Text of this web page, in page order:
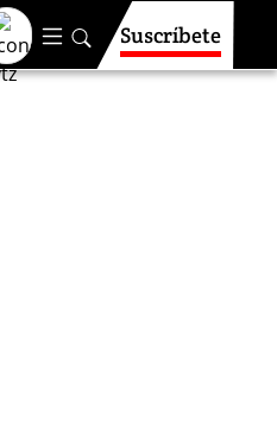
Suscríbete